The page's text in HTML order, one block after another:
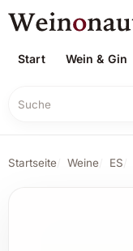
Start Wein & Gin
Suche
Startseite Weine ES